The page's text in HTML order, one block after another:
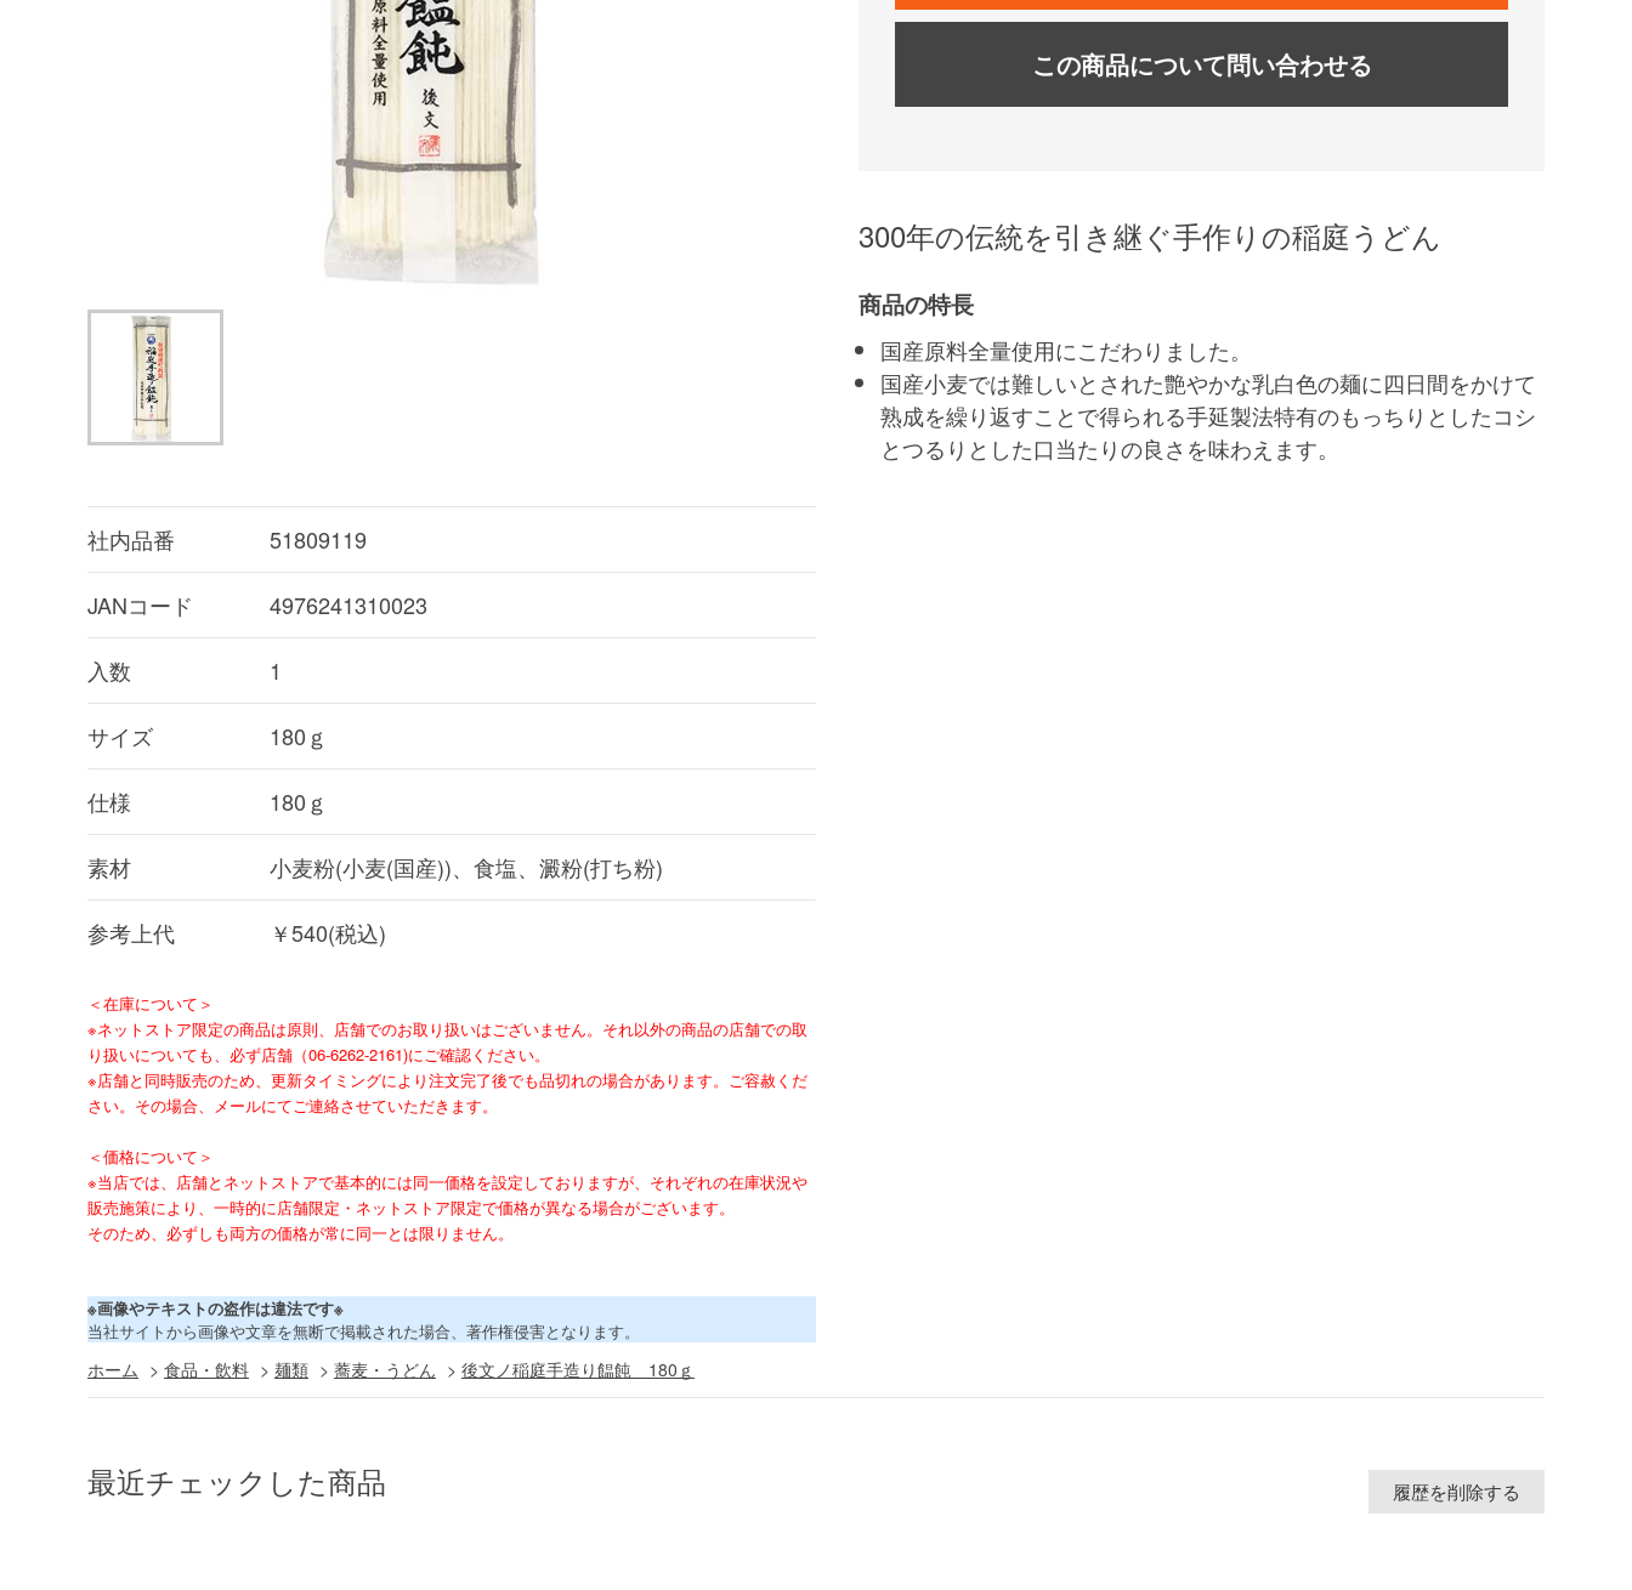
社内品番 51809119
JANコード 4976241310023
入数 1
サイズ 180ｇ
仕様 180ｇ
素材 小麦粉(小麦(国産))、食塩、澱粉(打ち粉)
参考上代 ￥540(税込)
＜在庫について＞
※ネットストア限定の商品は原則、店舗でのお取り扱いはございません。それ以外の商品の店舗での取
り扱いについても、必ず店舗（06-6262-2161)にご確認ください。
※店舗と同時販売のため、更新タイミングにより注文完了後でも品切れの場合があります。ご容赦くだ
さい。その場合、メールにてご連絡させていただきます。
＜価格について＞
※当店では、店舗とネットストアで基本的には同一価格を設定しておりますが、それぞれの在庫状況や
販売施策により、一時的に店舗限定・ネットストア限定で価格が異なる場合がございます。
そのため、必ずしも両方の価格が常に同一とは限りません。
※画像やテキストの盗作は違法です※
当社サイトから画像や文章を無断で掲載された場合、著作権侵害となります。
この商品について問い合わせる
300年の伝統を引き継ぐ手作りの稲庭うどん
商品の特長
国産原料全量使用にこだわりました。
国産小麦では難しいとされた艶やかな乳白色の麺に四日間をかけて
熟成を繰り返すことで得られる手延製法特有のもっちりとしたコシ
とつるりとした口当たりの良さを味わえます。
ホーム > 食品・飲料 > 麺類 > 蕎麦・うどん > 後文ノ稲庭手造り饂飩 180ｇ
最近チェックした商品 履歴を削除する